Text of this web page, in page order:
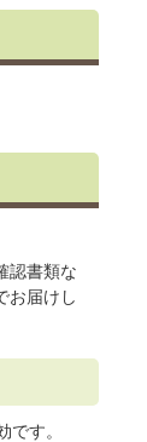
認書類な
お届けし
す。